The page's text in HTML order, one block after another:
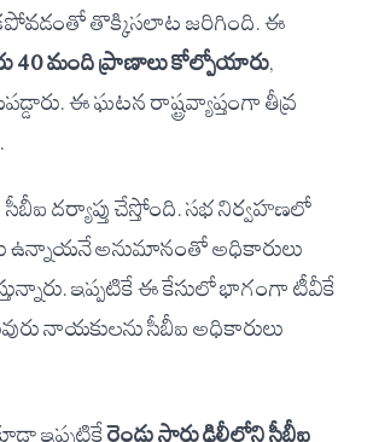
తొక్కిసలాట జరిగింది. ఈ
40 మంది ప్రాణాలు కోల్పోయారు,
ఈ ఘటన రాష్ట్రవ్యాప్తంగా తీవ్ర
సీబీఐ దర్యాప్తు చేస్తోంది. సభ నిర్వహణలో
ఉన్నాయనే అనుమానంతో అధికారులు
ఇప్పటికే ఈ కేసులో భాగంగా టీవీకే
నాయకులను సీబీఐ అధికారులు